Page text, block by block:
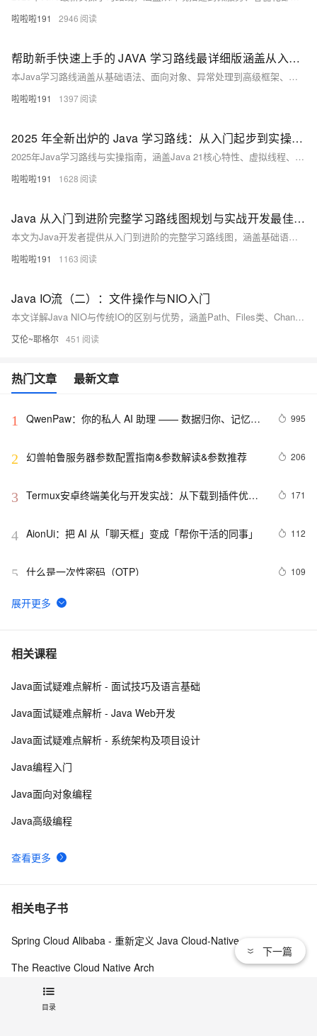
目录
啦啦啦191 2946
帮助新手快速上手的 JAVA 学习路线最详细版涵盖从入门到进阶的 JAVA 学习路线
本Java学习路线涵盖从基础语法、面向对象、异常处理到高级框架、微服务、JVM调优等内容，适合新手入门到进阶，助力掌握企业级开发技能，快速成为合格Java开发者。
啦啦啦191 1397
2025 年全新出炉的 Java 学习路线：从入门起步到实操精通的详细指南
2025年Java学习路线与实操指南，涵盖Java 21核心特性、虚拟线程、Spring Boot 3、微服务、Spring Security、容器化部署等前沿技术，助你从入门到企业级开发进阶。
啦啦啦191 1628
Java 从入门到进阶完整学习路线图规划与实战开发最佳实践指南
本文为Java开发者提供从入门到进阶的完整学习路线图，涵盖基础语法、面向对象、数据结构与算法、并发编程、JVM调优、主流框架（如Spring Boot）、数据库操作（MySQL、Redis）、微服务架构及云原生开发等内容，并结合实战案例与最佳实践，助力高效掌握Java核心技术。
啦啦啦191 1163
Java IO流（二）：文件操作与NIO入门
本文详解Java NIO与传统IO的区别与优势，涵盖Path、Files类、Channel、Buffer、Selector等核心概念，深入讲解文件操作、目录遍历、NIO实战及性能优化技巧，适合处理大文件与高并发场景，助力高效IO编程与面试准备。
艾伦~耶格尔 451
热门文章 最新文章
1
QwenPaw：你的私人 AI 助理 —— 数据归你、记忆进
995
2 幻兽帕鲁服务器参数配置指南&参数解读&参数推荐 206
3 Termux安卓终端美化与开发实战：从下载到插件优
171
4 AionUi：把 AI 从「聊天框」变成「帮你干活的同事」 112
5 什么是一次性密码（OTP） 109
6
🚀Hermes Agent是什么、能干什么？阿里云怎么部署
7 QoderWake：会上岗、有记忆、能进化的生产级 AI 数
8 2026年计算机毕业设计前端框架怎么选？Vue和React优
10【贪吃蛇小游戏】 HTML （Canvas）+ JavaScript
相关课程
查看更多
Java面试疑难点解析 - 面试技巧及语言基础
Java面试疑难点解析 - Java Web开发
Java面试疑难点解析 - 系统架构及项目设计
Java编程入门
Java面向对象编程
Java高级编程
相关电子书
Spring Cloud Alibaba - 重新定义 Java Cloud-Native
The Reactive Cloud Native Arch
JAVA开发手册1.5.0
下一篇